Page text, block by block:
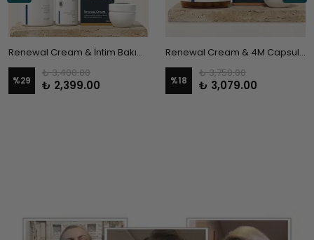
Renewal Cream & İntim Bakım Kremi & Onarıcı Bakım Kremi 3'lü Set
%29
₺ 3,400.00
₺ 2,399.00
Renewal Cream & 4M Capsule AHCC Takviye Edici Gıda
%18
₺ 3,750.00
₺ 3,079.00